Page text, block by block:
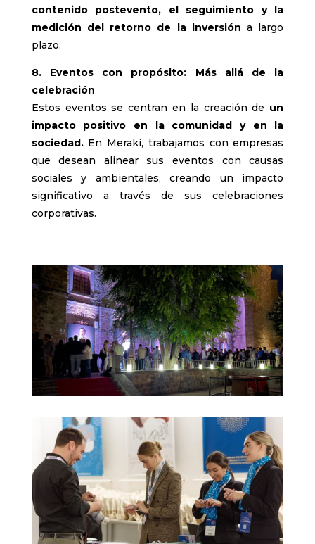
contenido postevento, el seguimiento y la
medición del retorno de la inversión a largo
plazo.
8. Eventos con propósito: Más allá de la
celebración
Estos eventos se centran en la creación de un
impacto positivo en la comunidad y en la
sociedad.En Meraki, trabajamos con empresas
que desean alinear sus eventos con causas
sociales y ambientales, creando un impacto
significativo a través de sus celebraciones
corporativas.